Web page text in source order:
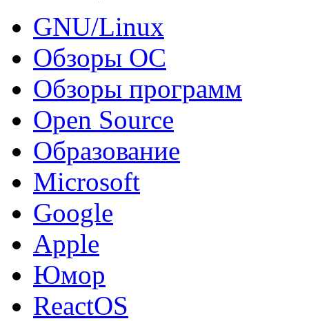
GNU/Linux
Обзоры ОС
Обзоры программ
Open Source
Образование
Microsoft
Google
Apple
Юмор
ReactOS